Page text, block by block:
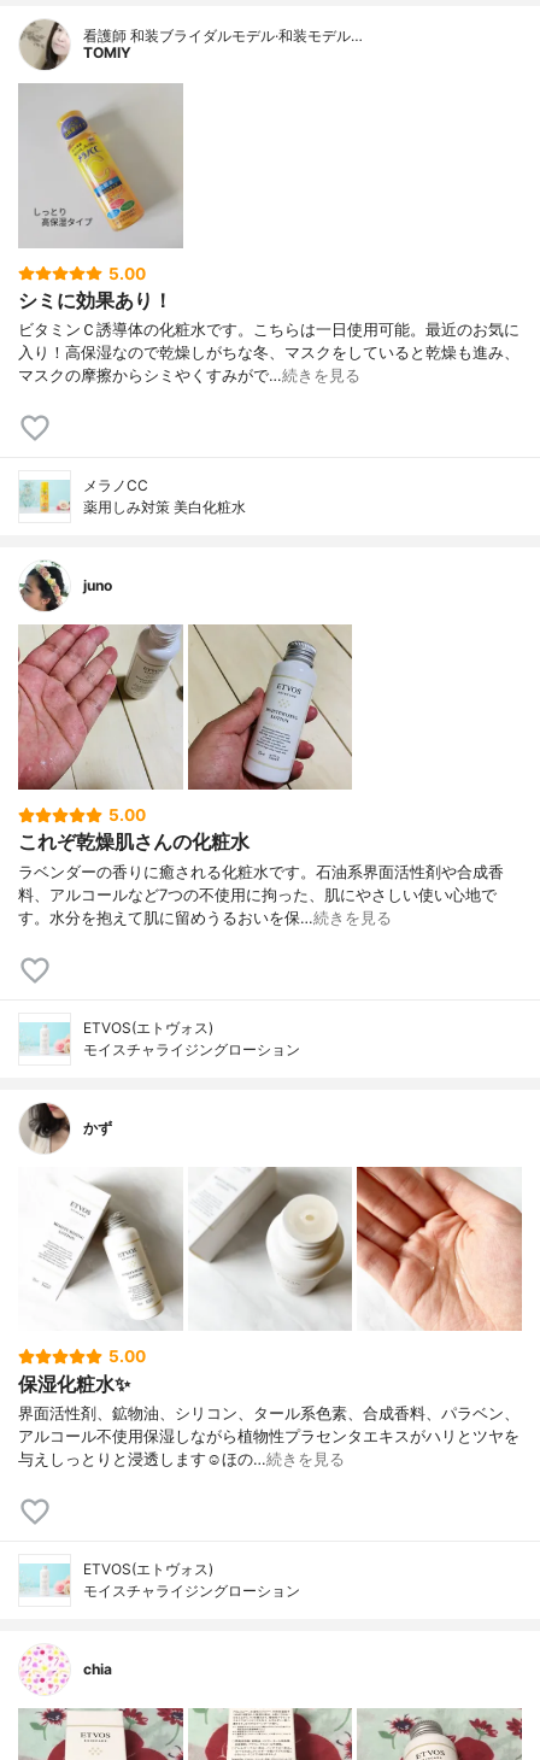
看護師 和装ブライダルモデル·和装モデル…
TOMIY
5.00
シミに効果あり！
ビタミンＣ誘導体の化粧水です。こちらは一日使用可能。最近のお気に
入り！高保湿なので乾燥しがちな冬、マスクをしていると乾燥も進み、
マスクの摩擦からシミやくすみがで…続きを見る
メラノCC
薬用しみ対策 美白化粧水
juno
5.00
これぞ乾燥肌さんの化粧水
ラベンダーの香りに癒される化粧水です。石油系界面活性剤や合成香
料、アルコールなど7つの不使用に拘った、肌にやさしい使い心地で
す。水分を抱えて肌に留めうるおいを保…続きを見る
ETVOS(エトヴォス)
モイスチャライジングローション
かず
5.00
保湿化粧水✨
界面活性剤、鉱物油、シリコン、タール系色素、合成香料、パラベン、
アルコール不使用保湿しながら植物性プラセンタエキスがハリとツヤを
与えしっとりと浸透します☺︎ほの…続きを見る
ETVOS(エトヴォス)
モイスチャライジングローション
chia